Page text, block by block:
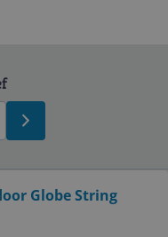
Globe String